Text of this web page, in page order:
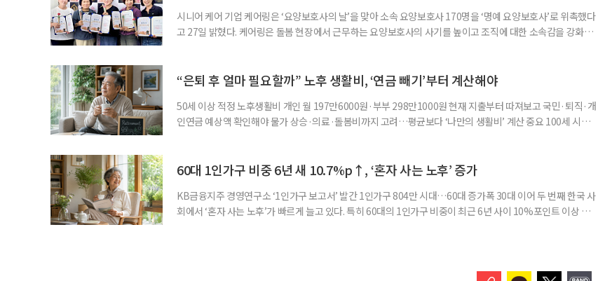
시니어 케어 기업 케어링은 ‘요양보호사의 날’을 맞아 소속 요양보호사 170명을 ‘명예 요양보호사’로 위촉했다
고 27일 밝혔다. 케어링은 돌봄 현장에서 근무하는 요양보호사의 사기를 높이고 조직에 대한 소속감을 강화하
점에서 선정된 요양보호사들에게 위촉장과 감사 편지를 전달했다. 우수 요양보호사들이 현장에서 쌓은 돌봄
“은퇴 후 얼마 필요할까” 노후 생활비, ‘연금 빼기’부터 계산해야
50세 이상 적정 노후생활비 개인 월 197만6000원·부부 298만1000원 현재 지출부터 따져보고 국민·퇴직·개
인연금 예상액 확인해야 물가 상승·의료·돌봄비까지 고려…평균보다 ‘나만의 생활비’ 계산 중요 100세 시대
준비의 출발점이라는 조언이 나온다. 조고은 하나금융연구소 하나더넥스트연구센터 수석연구원은 은퇴
60대 1인가구 비중 6년 새 10.7%p↑, ‘혼자 사는 노후’ 증가
KB금융지주 경영연구소 ‘1인가구 보고서’ 발간 1인가구 804만 시대…60대 증가폭 30대 이어 두 번째 한국 사
회에서 ‘혼자 사는 노후’가 빠르게 늘고 있다. 특히 60대의 1인가구 비중이 최근 6년 사이 10%포인트 이상 상